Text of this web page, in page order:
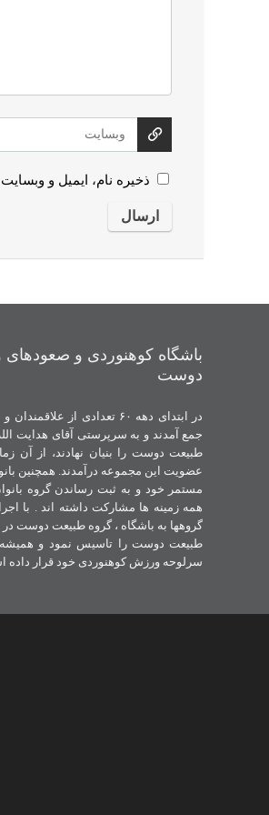
ذخیره نام، ایمیل و
باشگاه کوهنوردی و
دوست
در ابتدای دهه ۶۰ تعدادی از
جمع آمدند و به سرپرستی آقای هدایت
مستمر خود و به ثبت رساندن گروه
همه زمینه ها مشارکت داشته اند . با
طبیعت دوست را تاسیس نمود و همیشه
سرلوحه ورزش کوهنوردی خود قرار داده